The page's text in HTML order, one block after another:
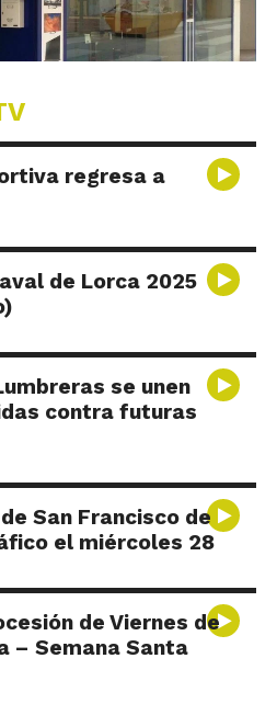
regresa a
de Lorca 2025
se unen
contra futuras
San Francisco de
el miércoles 28
de Viernes de
– Semana Santa